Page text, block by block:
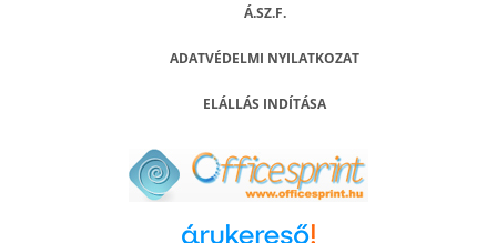
Á.SZ.F.
ADATVÉDELMI NYILATKOZAT
ELÁLLÁS INDÍTÁSA